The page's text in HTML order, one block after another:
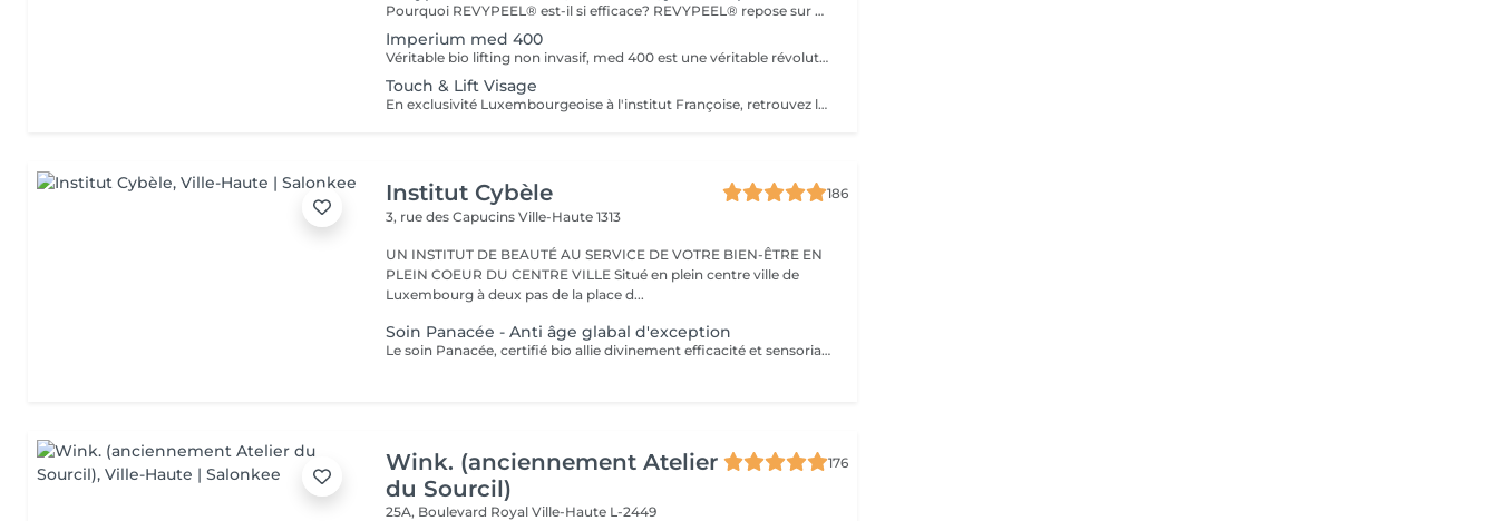
Pourquoi REVYPEEL® est-il si efficace? REVYPEEL® repose sur une combinaison exclusive de trois acides aux actions complémentaires : Des Résultats Visibles et Durables Effet "peau neuve" : Exfoliation contrôlée pour une texture affínée, un teint éclatant et uniformisé. Anti-âge : Stimulation de la production de collagène pour une peau ferme et repulpée. Anti-imperfections : Réduction des rides, cicatrices d'acné et pores dilatés. Éclaircissant : Diminution des taches pigmentaires et prévention des récidives. 3. Adapté à Tous les Types de Peau , REVYPEEL® s'adapte à chaque besoin : Version LOW : Pour une exfoliation douce, idéale pour les peaux sensibles ou en entretien. 4. Sécurité et Confort Contrôle optimal :pas de risques d'irritation ou de rougeurs. Contrairement aux peelings agressifs, REVYPEEL® offre une récupération rapide
Imperium med 400
Véritable bio lifting non invasif, med 400 est une véritable révolution dans le domaine de l'esthétique. Combinant la diathermologie et la diathermo-concentration, cette technique va complètement régénérer la peau, raffermir les muscles faciaux, vascularisé les tissus profonds, ré oxygéner les tissus du visage, traiter le relâchement, les rides faciales et le cou. Le traitement va débarrasser la peau de toutes ses impuretés. Puis,la sonophorèse, innovation agissant comme une mésothérapie sans aiguilles, va permettre la pénétration de tous les actifs. Les résultats sont visibles dès la première séance. Cure de 6 soins - Prix 1100
Touch & Lift Visage
En exclusivité Luxembourgeoise à l'institut Françoise, retrouvez la solution naturelle, non invasive et efficace pour répondre à votre souhait de rajeunissement durable. Le visage, l'ovale et le cou sont redessinés et retrouvent leur tonicité, les rides et plis s'atténuent, le regard retrouve sa luminosité. Les résultats sont visibles dès la première séance. Chaque traitement doit être fait tous les deux mois. Cure de 3 Soins - Prix 1029 Cure de 5 Soins - Prix 1560
Institut Cybèle
186
3, rue des CapucinsVille-Haute 1313
UN INSTITUT DE BEAUTÉ AU SERVICE DE VOTRE BIEN-ÊTRE EN
PLEIN COEUR DU CENTRE VILLE Situé en plein centre ville de
Luxembourg à deux pas de la place d...
Soin Panacée - Anti âge glabal d'exception
Le soin Panacée, certifié bio allie divinement efficacité et sensorialité et cible tous les signes de l'âge : rides, éclat, fermeté. Des textures originales et un modelage visage resculptant unique réalisé à l'aide du Dermophyt's, un appareil à ondes sonores permettant de travailler les tissus en profondeur, pour des résultats visibles instantanément après un seul soin !
Wink. (anciennement Atelier
du Sourcil)
176
25A, Boulevard RoyalVille-Haute L-2449